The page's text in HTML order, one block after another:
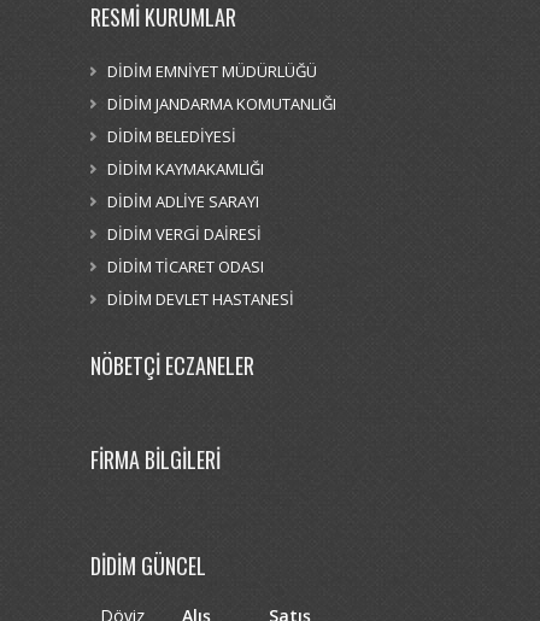
RESMİ KURUMLAR
DİDİM EMNİYET MÜDÜRLÜĞÜ
DİDİM JANDARMA KOMUTANLIĞI
DİDİM BELEDİYESİ
DİDİM KAYMAKAMLIĞI
DİDİM ADLİYE SARAYI
DİDİM VERGİ DAİRESİ
DİDİM TİCARET ODASI
DİDİM DEVLET HASTANESİ
NÖBETÇİ ECZANELER
FİRMA BİLGİLERİ
DİDİM GÜNCEL
Döviz Alış Satış